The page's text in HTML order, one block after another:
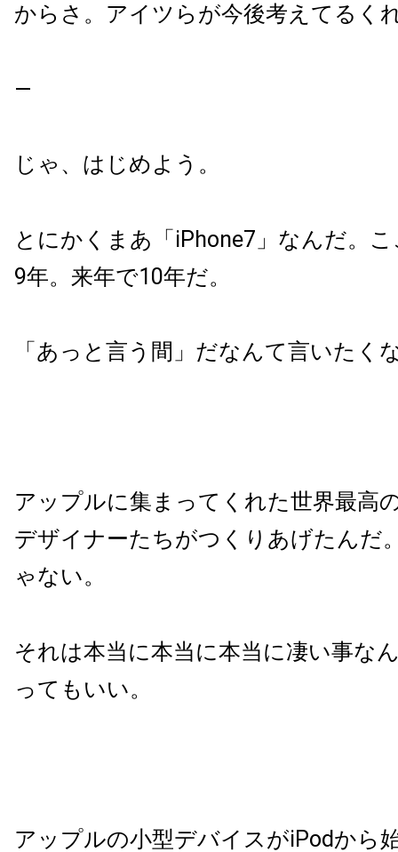
からさ。アイツらが今後考えてるく
—
じゃ、はじめよう。
とにかくまあ「iPhone7 」なんだ。
9年。来年で10年だ。
「あっと言う間」だなんて言いたく
アップルに集まってくれた世界最高
デザイナーたちがつくりあげたんだ
ゃない。
それは本当に本当に本当に凄い事な
ってもいい。
アップルの小型デバイスがiPodから